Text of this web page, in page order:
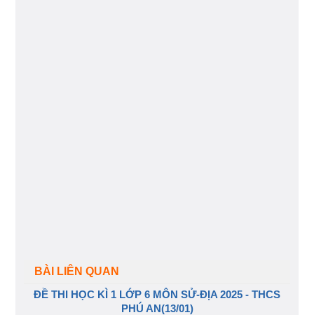
BÀI LIÊN QUAN
ĐỀ THI HỌC KÌ 1 LỚP 6 MÔN SỬ-ĐỊA 2025 - THCS
PHÚ AN(13/01)